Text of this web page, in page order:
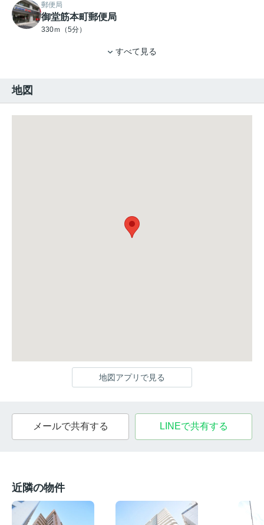
郵便局
御堂筋本町郵便局
330ｍ（5分）
すべて見る
地図
地図アプリで見る
メールで共有する LINEで共有する
近隣の物件